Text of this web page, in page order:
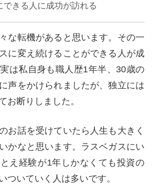
きる人に成功が訪れる
な転機があると思います。その一
に変え続けることができる人が成
は私自身も職人歴1年半、30歳の
声をかけられましたが、独立には
お断りしました。
お話を受けていたら人生も大きく
かなと思います。ラスベガスにい
え経験が1年しかなくても投資の
ついていく人は多いです。